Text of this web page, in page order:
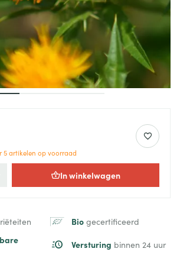
5 artikelen op voorraad
In winkelwagen
Bio gecertificeerd
Versturing binnen 24 uur